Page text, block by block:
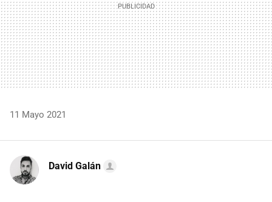
11 Mayo 2021
David Galán